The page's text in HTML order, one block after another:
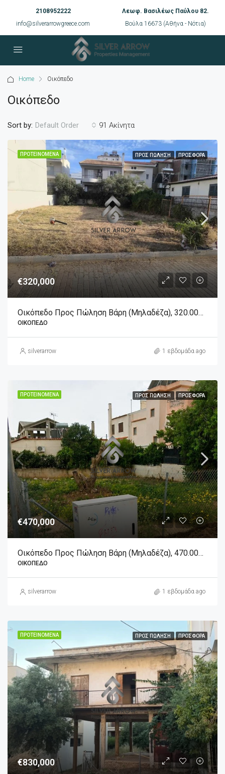
2108952222
info@silverarrowgreece.com
Λεωφ. Βασιλέως Παύλου 82.
Βούλα 16673 (Αθήνα - Νότια)
Home Οικόπεδο
Οικόπεδο
91 Ακίνητα
Sort by: Default Order
ΠΡΟΤΕΙΝΌΜΕΝΑ ΠΡΟΣ ΠΏΛΗΣΗ ΠΡΟΣΦΟΡΆ
€320,000
Οικόπεδο Προς Πώληση Βάρη (Μηλαδέζα), 320.000€, 230 Τ.μ.
ΟΙΚΌΠΕΔΟ
silverarrow 1 εβδομάδα ago
ΠΡΟΤΕΙΝΌΜΕΝΑ ΠΡΟΣ ΠΏΛΗΣΗ ΠΡΟΣΦΟΡΆ
€470,000
Οικόπεδο Προς Πώληση Βάρη (Μηλαδέζα), 470.000€, 464 Τ.μ.
ΟΙΚΌΠΕΔΟ
silverarrow 1 εβδομάδα ago
ΠΡΟΤΕΙΝΌΜΕΝΑ ΠΡΟΣ ΠΏΛΗΣΗ ΠΡΟΣΦΟΡΆ
€830,000